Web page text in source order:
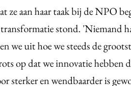
ze aan haar taak bij de NPO
stond. 'Niemand
we uit hoe we steeds de
op dat we innovatie hebben
sterker en wendbaarder is